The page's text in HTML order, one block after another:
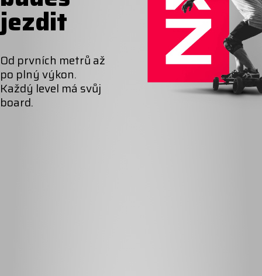
jezdit
Od prvních metrů až
po plný výkon.
Každý level má svůj
board.